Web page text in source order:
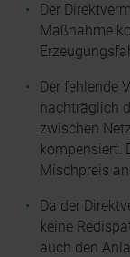
Der
Maßnahme
Der fehlende
nachträglich
zwischen
kompensiert.
Mischpreis
Da der
keine
auch den